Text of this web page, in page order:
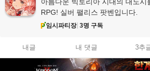
임시파티장 3명 구독
RPG! 실버 팰리스 팟벤입니다.
내글 내 댓글 3추